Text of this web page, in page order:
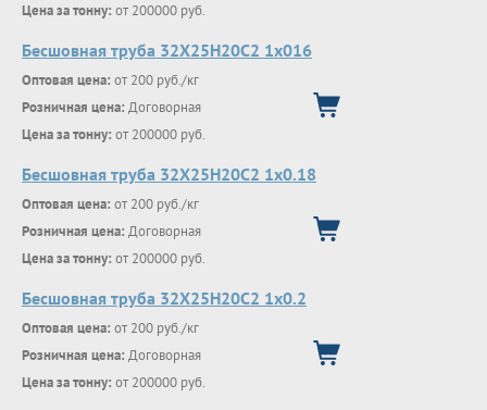
Цена за тонну: от 200000 руб.
Бесшовная труба 32Х25Н20С2 1х016
Оптовая цена: от 200 руб./кг
Розничная цена: Договорная
Цена за тонну: от 200000 руб.
Бесшовная труба 32Х25Н20С2 1х0.18
Оптовая цена: от 200 руб./кг
Розничная цена: Договорная
Цена за тонну: от 200000 руб.
Бесшовная труба 32Х25Н20С2 1х0.2
Оптовая цена: от 200 руб./кг
Розничная цена: Договорная
Цена за тонну: от 200000 руб.